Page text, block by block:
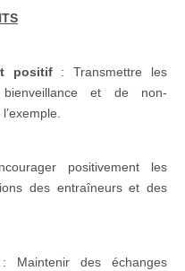
positif: Transmettre les
et de non-
positivement les
des entraîneurs et des
: Maintenir des échanges